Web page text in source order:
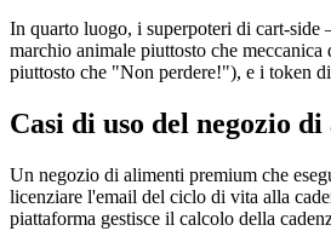
In quarto luogo, i superpoteri di cart-
marchio animale piuttosto che
piuttosto che "Non perdere!"), e i token
Casi di uso del negozio
Un negozio di alimenti premium che
licenziare l'email del ciclo di vita alla
piattaforma gestisce il calcolo della